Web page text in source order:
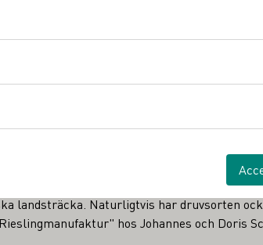
Grand Canyon. Om denna vitvinsdruva är
landsträcka. Naturligtvis har druvsorten
hos Johannes och Doris